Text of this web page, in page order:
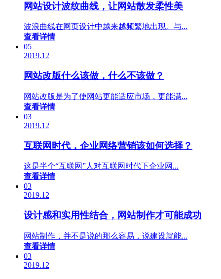
网站设计波纹曲线，让网站散发柔性美
波浪曲线在网页设计中越来越频繁地出现。与...
查看详情
05
2019.12
网站改版什么该做，什么不该做？
网站改版是为了使网站更能适应市场，更能满...
查看详情
03
2019.12
互联网时代，企业网络营销该如何选择？
这是半个“互联网”人对互联网时代下企业网...
查看详情
03
2019.12
设计感和实用性结合，网站制作才可能成功
网站制作，并不是说的那么容易，说建设就能...
查看详情
03
2019.12